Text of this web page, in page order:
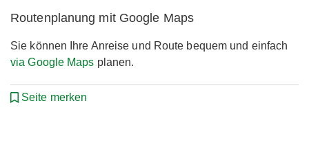
Routenplanung mit Google Maps
Sie können Ihre Anreise und Route bequem und einfach
via Google Maps planen.
Seite merken